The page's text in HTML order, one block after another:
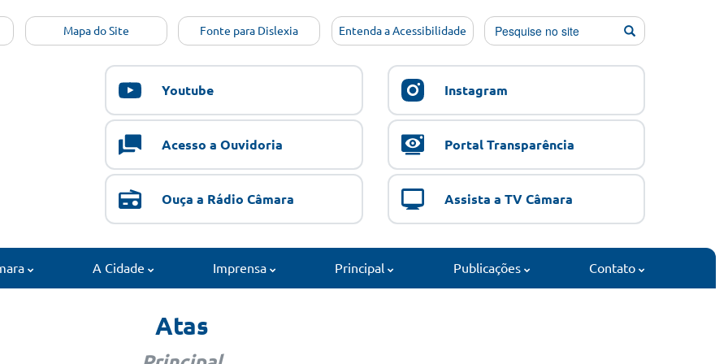
Mapa do Site Fonte para Dislexia Entenda a Acessibilidade
Youtube Instagram
Acesso a Ouvidoria Portal Transparência
Ouça a Rádio Câmara Assista a TV Câmara
A Cidade Imprensa Principal Publicações Contato
Atas